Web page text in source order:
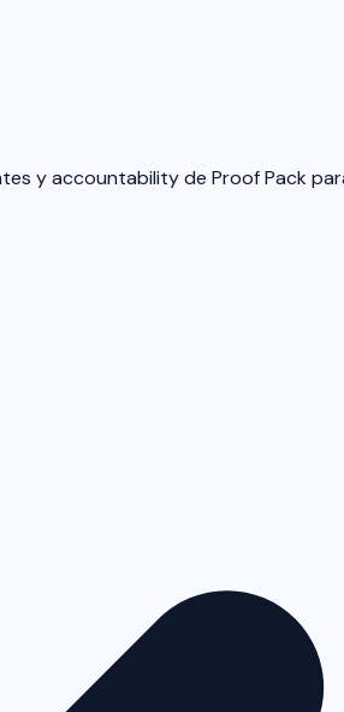
y accountability de Proof Pack